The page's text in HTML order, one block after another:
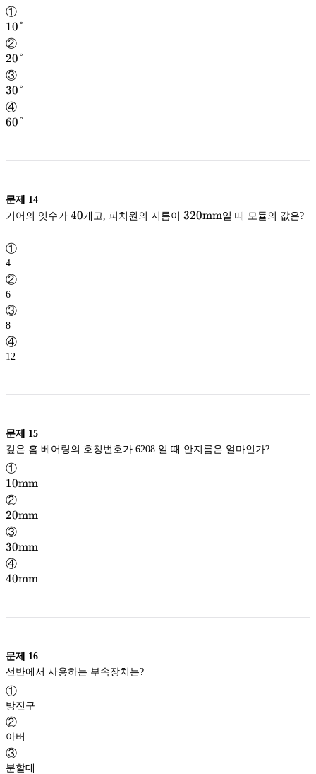
①
10°
10°
②
20°
20°
③
30°
30°
④
60°
60°
문제 14
기어의 잇수가 40
40개고, 피치원의 지름이 320
320mm일 때 모듈의 값은?
①
4
②
6
③
8
④
12
문제 15
①
10
\mathrm{mm}
mm
10mm
②
20
\mathrm{mm}
mm
20mm
③
30
\mathrm{mm}
mm
30mm
④
40
40mm
문제 16
①
방진구
②
아버
③
분할대